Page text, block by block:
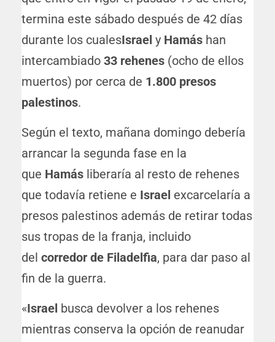
termina este sábado después de 42 días
durante los cualesIsrael y Hamás han
intercambiado 33 rehenes (ocho de ellos
muertos) por cerca de 1.800 presos
palestinos.
Según el texto, mañana domingo debería
arrancar la segunda fase en la
que Hamás liberaría al resto de rehenes
que todavía retiene e Israel excarcelaría a
presos palestinos además de retirar todas
sus tropas de la franja, incluido
del corredor de Filadelfia, para dar paso al
fin de la guerra.
«Israel busca devolver a los rehenes
mientras conserva la opción de reanudar